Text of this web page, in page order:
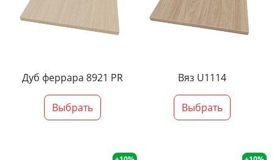
Дуб феррара 8921 PR
Выбрать
Вяз U1114
Выбрать